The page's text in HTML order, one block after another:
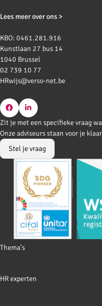
Lees meer over ons >
KBO: 0461.281.916
Kunstlaan 27 bus 14
1040 Brussel
02 739 10 77
HRwijs@verso-net.be
Go
to
Facebook
Go
to
LinkedIn
Footer
Thema's
HR experten
Zit je met een specifieke vraag
Onze adviseurs staan voor je
Stel je vraag